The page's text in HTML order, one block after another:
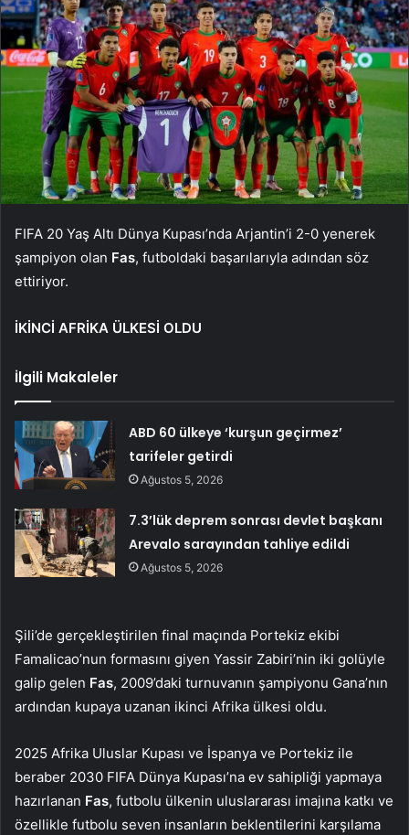
FIFA 20 Yaş Altı Dünya Kupası’nda Arjantin’i 2-0 yenerek
şampiyon olan Fas, futboldaki başarılarıyla adından söz
ettiriyor.
İKİNCİ AFRİKA ÜLKESİ OLDU
İlgili Makaleler
ABD 60 ülkeye ‘kurşun geçirmez’
tarifeler getirdi
Ağustos 5, 2026
7.3’lük deprem sonrası devlet başkanı
Arevalo sarayından tahliye edildi
Ağustos 5, 2026
Şili’de gerçekleştirilen final maçında Portekiz ekibi
Famalicao’nun formasını giyen Yassir Zabiri’nin iki golüyle
galip gelen Fas, 2009’daki turnuvanın şampiyonu Gana’nın
ardından kupaya uzanan ikinci Afrika ülkesi oldu.
2025 Afrika Uluslar Kupası ve İspanya ve Portekiz ile
beraber 2030 FIFA Dünya Kupası’na ev sahipliği yapmaya
hazırlanan Fas, futbolu ülkenin uluslararası imajına katkı ve
özellikle futbolu seven insanların beklentilerini karşılama